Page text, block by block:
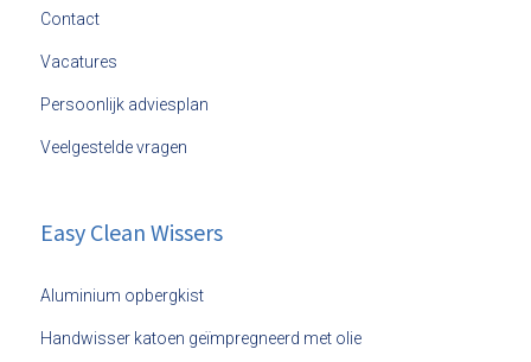
Contact
Vacatures
Persoonlijk adviesplan
Veelgestelde vragen
Easy Clean Wissers
Aluminium opbergkist
Handwisser katoen geïmpregneerd met olie